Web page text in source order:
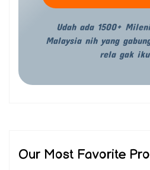
Udah ada 1500+
Malaysia nih yang
rela gak
Our Most Favorite